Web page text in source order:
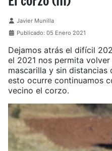
Detalles
Javier Munilla
Publicado: 05 Enero 2021
Dejamos atrás el difícil
el 2021 nos permita
mascarilla y sin distancias
esto ocurre continuamos
vecino el corzo.